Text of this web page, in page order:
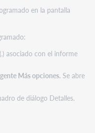
en la pantalla
) asociado con el informe
Más opciones.Se abre
de diálogo Detalles.